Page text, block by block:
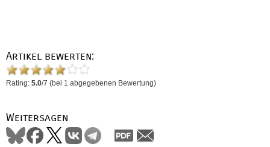
Artikel bewerten:
Rating: 5.0/7 (bei 1 abgegebenen Bewertung)
Weitersagen